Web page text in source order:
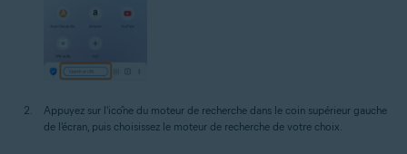
Appuyez sur l'icône du moteur de recherche dans le coin supérieur gauche
de l'écran, puis choisissez le moteur de recherche de votre choix.